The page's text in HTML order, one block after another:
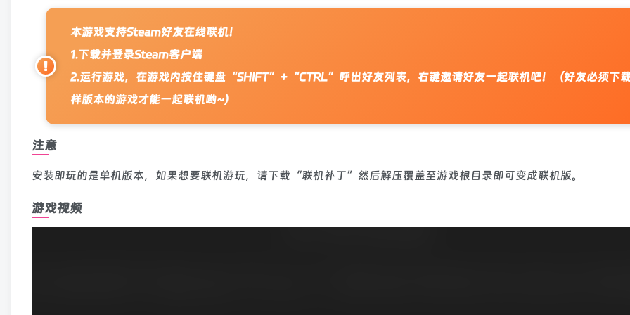
本游戏支持Steam好友在线联机！
1.下载并登录Steam客户端
2.运行游戏，在游戏内按住键盘“SHIFT”+“CTRL”呼出好友列表，右键邀请好友一起联机吧！（好友必须下
样版本的游戏才能一起联机哟~）
注意
安装即玩的是单机版本，如果想要联机游玩，请下载“联机补丁”然后解压覆盖至游戏根目录即可变成联机版。
游戏视频